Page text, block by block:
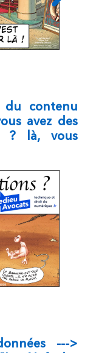
contenu
avez des
? là, vous
--->